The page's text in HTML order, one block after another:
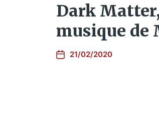
Dark
musique de
21/02/2020